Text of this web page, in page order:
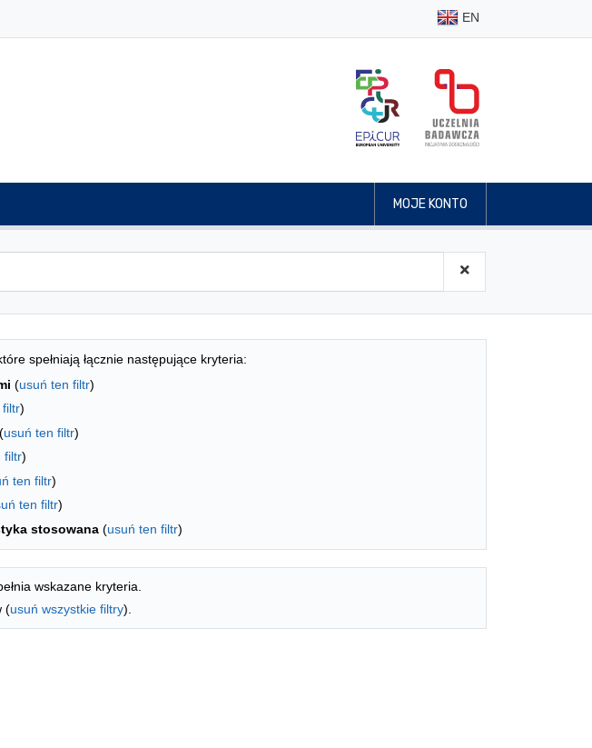
EN
MOJE KONTO
wydziałów
spełniają łącznie następujące kryteria:
(usuń ten filtr)
filtr)
(usuń ten filtr)
filtr)
ten filtr)
ten filtr)
stosowana (usuń ten filtr)
wskazane kryteria.
(usuń wszystkie filtry).